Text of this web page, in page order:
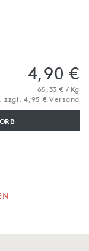
4,90 €
65,33 € / Kg
zzgl. 4,95 € Versand